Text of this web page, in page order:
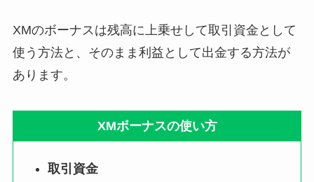
XMのボーナスは残高に上乗せして取引資金として
使う方法と、そのまま利益として出金する方法が
あります。
XMボーナスの使い方
取引資金